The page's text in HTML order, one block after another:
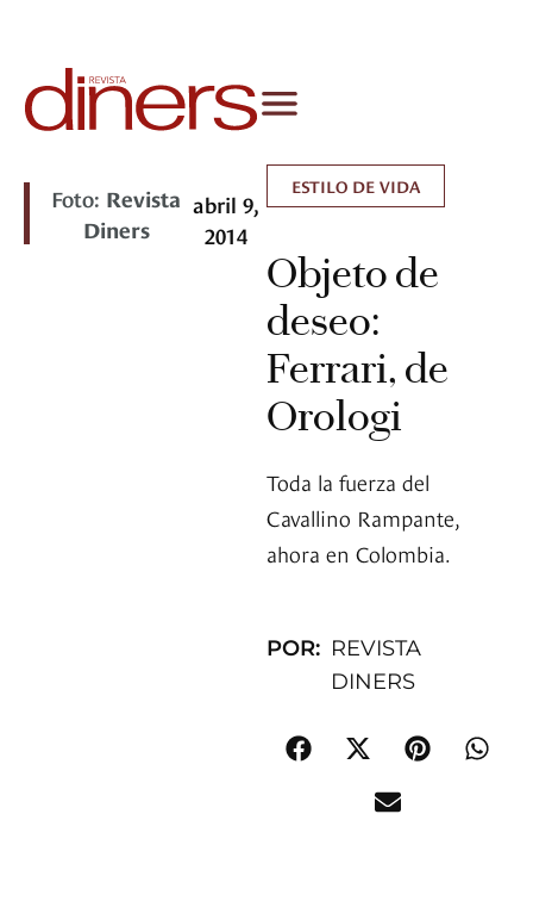
Foto: Revista
Diners
abril 9,
2014
ESTILO DE VIDA
Objeto de
deseo:
Ferrari, de
Orologi
Toda la fuerza del
Cavallino Rampante,
ahora en Colombia.
POR: REVISTA
DINERS